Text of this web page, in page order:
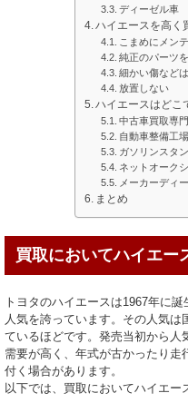
ディーゼル車
ハイエースを高く
こまめにメン
純正のパーツ
細かい傷など
放置しない
ハイエースはどこ
中古車買取専
自動車整備工場
ガソリンスタ
ネットオーク
メーカーディ
まとめ
買取においてハイエー
トヨタのハイエースは1967年に
人気を誇っています。その人気
ているほどです。発売当初から人
需要が高く、年式が古かったり
付く場合があります。
以下では、買取においてハイエー